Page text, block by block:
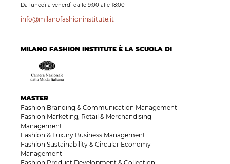
Da lunedì a venerdì dalle 9:00 alle 18:00
info@milanofashioninstitute.it
MILANO FASHION INSTITUTE È LA SCUOLA DI
MASTER
Fashion Branding & Communication Management
Fashion Marketing, Retail & Merchandising
Management
Fashion & Luxury Business Management
Fashion Sustainability & Circular Economy
Management